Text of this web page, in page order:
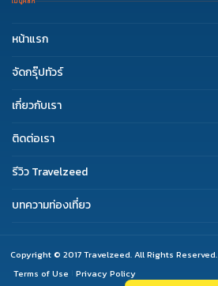
หน้าแรก
จัดกรุ๊ปทัวร์
เกี่ยวกับเรา
ติดต่อเรา
รีวิว Travelzeed
บทความท่องเที่ยว
Copyright © 2017 Travelzeed. All Rights Reserved.
Terms of Use
Privacy Policy